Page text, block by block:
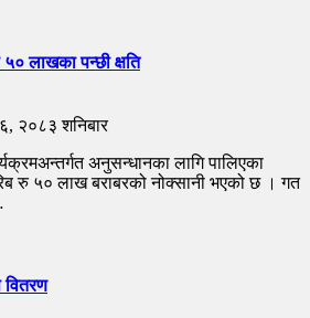
लाखका पन्छी क्षति
२०८३ शनिबार
अनुसन्धानका लागि पालिएका
रु ५० लाख बराबरको नोक्सानी भएको छ । गत
वितरण